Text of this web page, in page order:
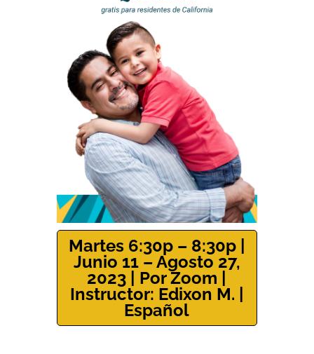
Martes 6:30p – 8:30p |
Junio 11 – Agosto 27,
2023 | Por Zoom |
Instructor: Edixon M. |
Español